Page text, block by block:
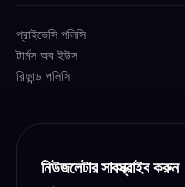
প্রাইভেসি পলিসি
টার্মস অব ইউস
রিফান্ড পলিসি
নিউজলেটার সাবস্ক্রাইব করুন